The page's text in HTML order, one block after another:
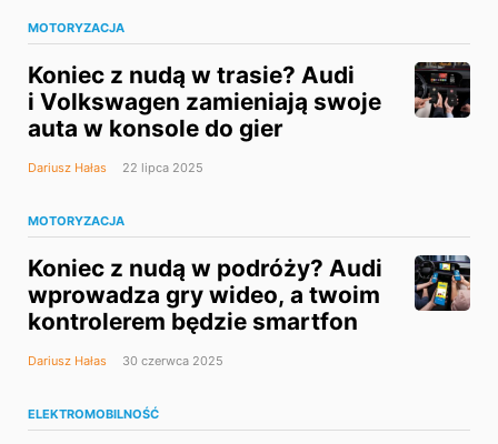
MOTORYZACJA
Koniec z nudą w trasie? Audi
i Volkswagen zamieniają swoje
auta w konsole do gier
Dariusz Hałas 22 lipca 2025
MOTORYZACJA
Koniec z nudą w podróży? Audi
wprowadza gry wideo, a twoim
kontrolerem będzie smartfon
Dariusz Hałas 30 czerwca 2025
ELEKTROMOBILNOŚĆ